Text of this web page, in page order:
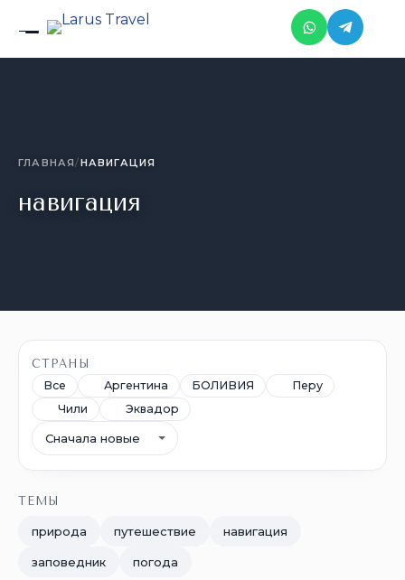
Skip to the content
ГЛАВНАЯ/НАВИГАЦИЯ
навигация
СТРАНЫ
Все
Аргентина БОЛИВИЯ
Перу
Чили
Эквадор
Сортировка
ТЕМЫ
природа путешествие навигация
заповедник погода